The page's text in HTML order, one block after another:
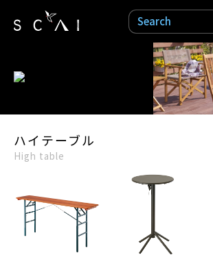
ハイテーブル
High table